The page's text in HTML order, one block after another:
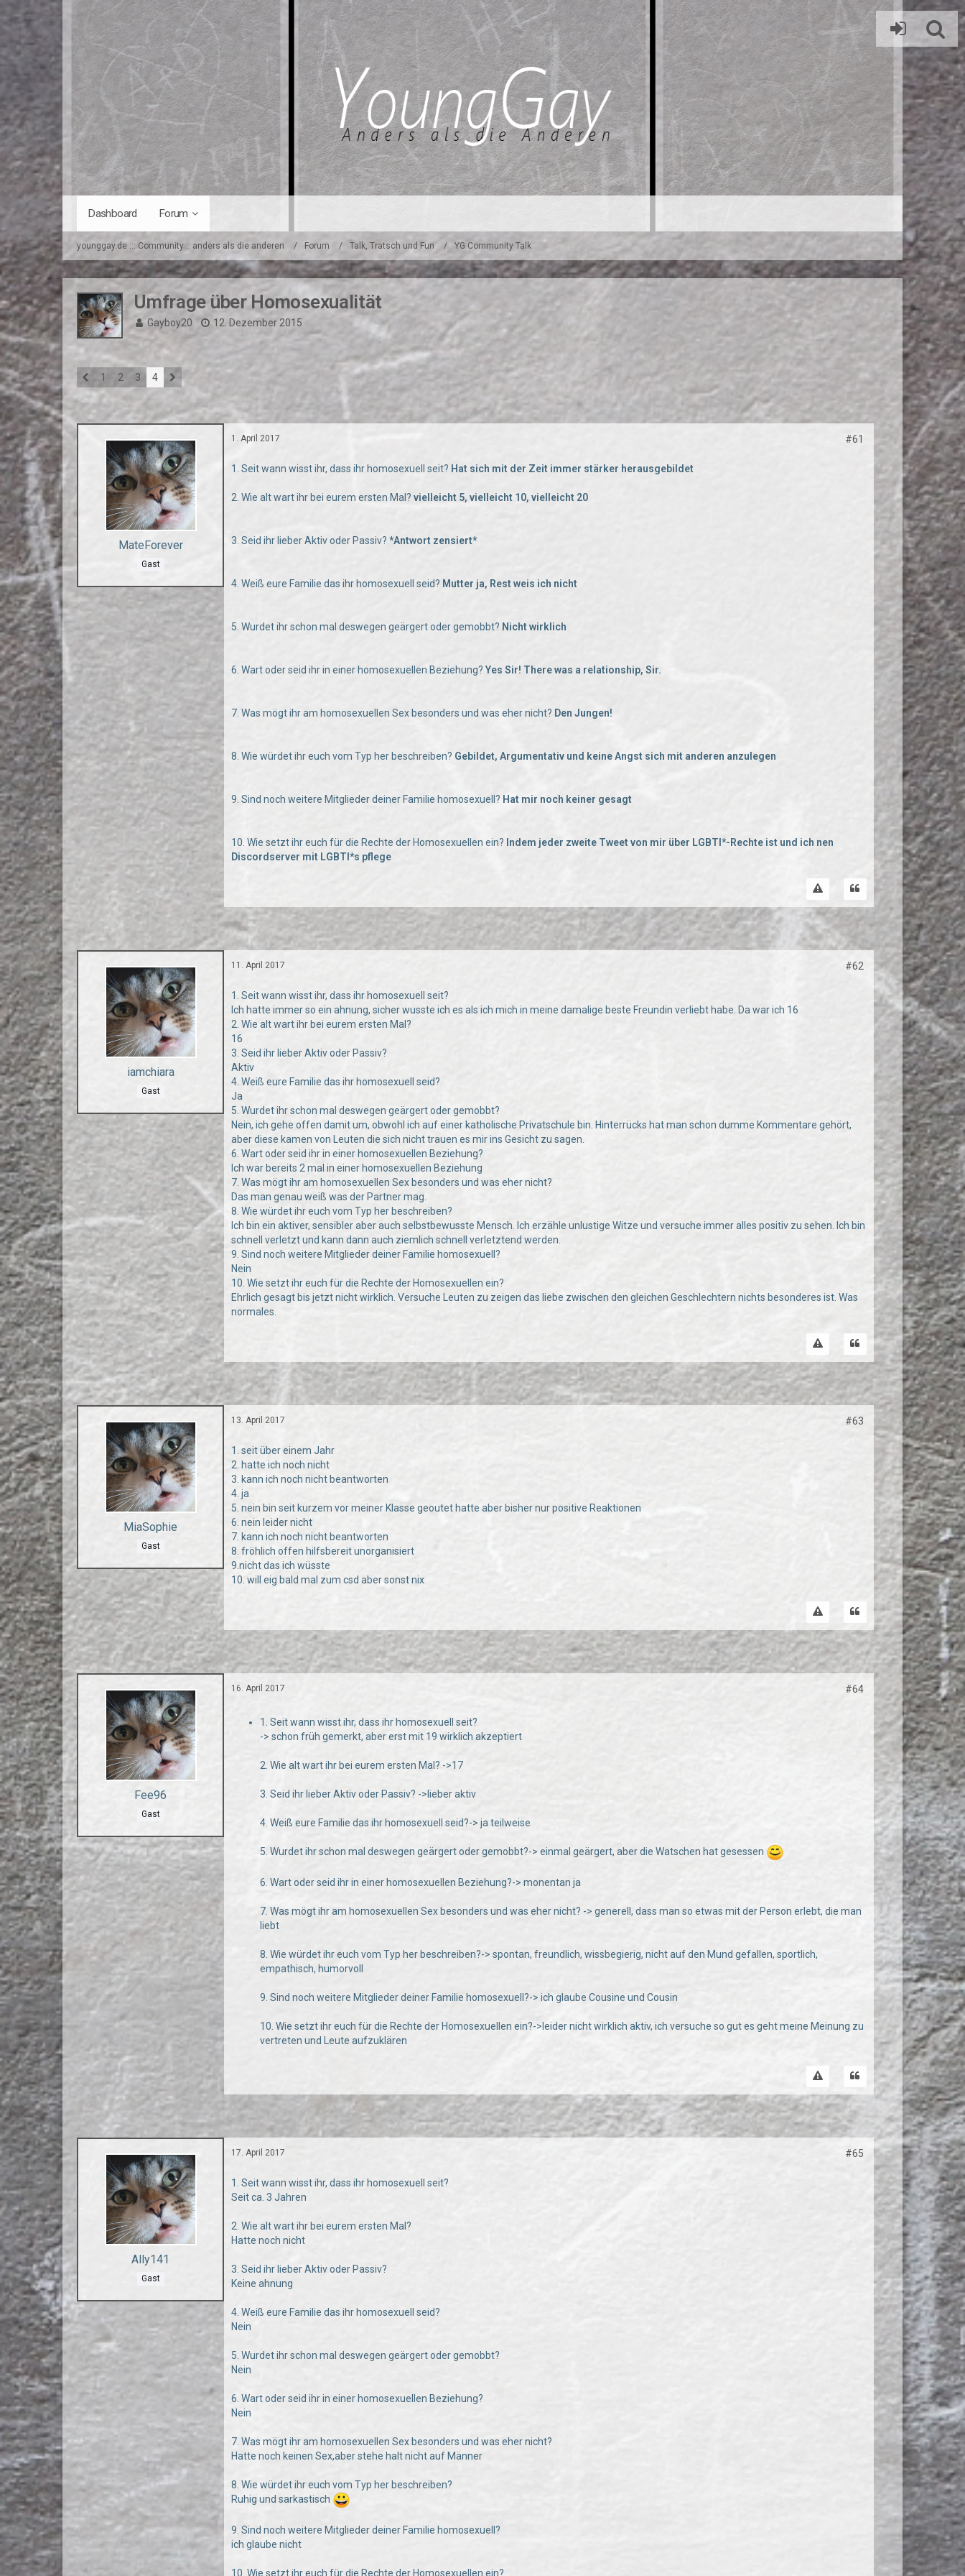
Dashboard Forum
younggay.de ::: Community :: anders als die anderen Forum Talk, Tratsch und Fun YG Community Talk
Umfrage über Homosexualität
Gayboy20 12. Dezember 2015
1 2 3 4
MateForever
Gast
1. April 2017 #61
1. Seit wann wisst ihr, dass ihr homosexuell seit? Hat sich mit der Zeit immer stärker herausgebildet
2. Wie alt wart ihr bei eurem ersten Mal?vielleicht 5, vielleicht 10, vielleicht 20
3. Seid ihr lieber Aktiv oder Passiv?*Antwort zensiert*
4. Weiß eure Familie das ihr homosexuell seid? Mutter ja, Rest weis ich nicht
5. Wurdet ihr schon mal deswegen geärgert oder gemobbt? Nicht wirklich
6. Wart oder seid ihr in einer homosexuellen Beziehung?Yes Sir! There was a relationship, Sir.
7. Was mögt ihr am homosexuellen Sex besonders und was eher nicht? Den Jungen!
8. Wie würdet ihr euch vom Typ her beschreiben? Gebildet, Argumentativ und keine Angst sich mit anderen anzulegen
9. Sind noch weitere Mitglieder deiner Familie homosexuell? Hat mir noch keiner gesagt
10. Wie setzt ihr euch für die Rechte der Homosexuellen ein? Indem jeder zweite Tweet von mir über LGBTI*-Rechte ist und ich nen
Discordserver mit LGBTI*s pflege
iamchiara
Gast
11. April 2017 #62
1. Seit wann wisst ihr, dass ihr homosexuell seit?
Ich hatte immer so ein ahnung, sicher wusste ich es als ich mich in meine damalige beste Freundin verliebt habe. Da war ich 16
2. Wie alt wart ihr bei eurem ersten Mal?
16
3. Seid ihr lieber Aktiv oder Passiv?
Aktiv
4. Weiß eure Familie das ihr homosexuell seid?
Ja
5. Wurdet ihr schon mal deswegen geärgert oder gemobbt?
Nein, ich gehe offen damit um, obwohl ich auf einer katholische Privatschule bin. Hinterrücks hat man schon dumme Kommentare gehört,
aber diese kamen von Leuten die sich nicht trauen es mir ins Gesicht zu sagen.
6. Wart oder seid ihr in einer homosexuellen Beziehung?
Ich war bereits 2 mal in einer homosexuellen Beziehung
7. Was mögt ihr am homosexuellen Sex besonders und was eher nicht?
Das man genau weiß was der Partner mag.
8. Wie würdet ihr euch vom Typ her beschreiben?
Ich bin ein aktiver, sensibler aber auch selbstbewusste Mensch. Ich erzähle unlustige Witze und versuche immer alles positiv zu sehen. Ich bin
schnell verletzt und kann dann auch ziemlich schnell verletztend werden.
9. Sind noch weitere Mitglieder deiner Familie homosexuell?
Nein
10. Wie setzt ihr euch für die Rechte der Homosexuellen ein?
Ehrlich gesagt bis jetzt nicht wirklich. Versuche Leuten zu zeigen das liebe zwischen den gleichen Geschlechtern nichts besonderes ist. Was
normales.
MiaSophie
Gast
13. April 2017 #63
1. seit über einem Jahr
2. hatte ich noch nicht
3. kann ich noch nicht beantworten
4. ja
5. nein bin seit kurzem vor meiner Klasse geoutet hatte aber bisher nur positive Reaktionen
6. nein leider nicht
7. kann ich noch nicht beantworten
8. fröhlich offen hilfsbereit unorganisiert
9.nicht das ich wüsste
10. will eig bald mal zum csd aber sonst nix
Fee96
Gast
16. April 2017 #64
1. Seit wann wisst ihr, dass ihr homosexuell seit?
-> schon früh gemerkt, aber erst mit 19 wirklich akzeptiert
2. Wie alt wart ihr bei eurem ersten Mal? ->17
3. Seid ihr lieber Aktiv oder Passiv? ->lieber aktiv
4. Weiß eure Familie das ihr homosexuell seid?-> ja teilweise
5. Wurdet ihr schon mal deswegen geärgert oder gemobbt?-> einmal geärgert, aber die Watschen hat gesessen
6. Wart oder seid ihr in einer homosexuellen Beziehung?-> monentan ja
7. Was mögt ihr am homosexuellen Sex besonders und was eher nicht? -> generell, dass man so etwas mit der Person erlebt, die man
liebt
8. Wie würdet ihr euch vom Typ her beschreiben?-> spontan, freundlich, wissbegierig, nicht auf den Mund gefallen, sportlich,
empathisch, humorvoll
9. Sind noch weitere Mitglieder deiner Familie homosexuell?-> ich glaube Cousine und Cousin
10. Wie setzt ihr euch für die Rechte der Homosexuellen ein?->leider nicht wirklich aktiv, ich versuche so gut es geht meine Meinung zu
vertreten und Leute aufzuklären
Ally141
Gast
17. April 2017 #65
1. Seit wann wisst ihr, dass ihr homosexuell seit?
Seit ca. 3 Jahren
2. Wie alt wart ihr bei eurem ersten Mal?
Hatte noch nicht
3. Seid ihr lieber Aktiv oder Passiv?
Keine ahnung
4. Weiß eure Familie das ihr homosexuell seid?
Nein
5. Wurdet ihr schon mal deswegen geärgert oder gemobbt?
Nein
6. Wart oder seid ihr in einer homosexuellen Beziehung?
Nein
7. Was mögt ihr am homosexuellen Sex besonders und was eher nicht?
Hatte noch keinen Sex,aber stehe halt nicht auf Männer
8. Wie würdet ihr euch vom Typ her beschreiben?
Ruhig und sarkastisch
9. Sind noch weitere Mitglieder deiner Familie homosexuell?
ich glaube nicht
10. Wie setzt ihr euch für die Rechte der Homosexuellen ein?